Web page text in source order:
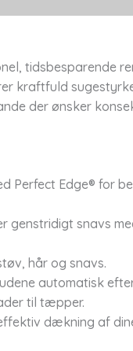
tidsbesparende
kraftfuld
der ønsker
Perfect Edge® for
genstridigt snavs
hår og snavs.
automatisk
til tæpper.
dækning af